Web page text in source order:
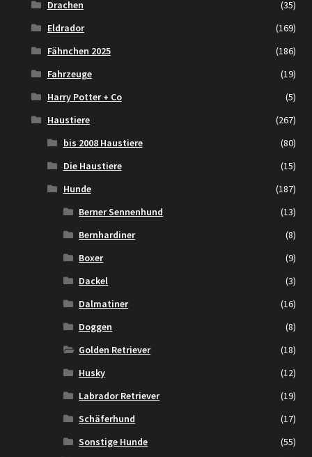
Drachen
(35)
Eldrador
(169)
Fähnchen 2025
(186)
Fahrzeuge
(19)
Harry Potter + Co
(5)
Haustiere
(267)
bis 2008 Haustiere
(80)
Die Haustiere
(15)
Hunde
(187)
Berner Sennenhund
(13)
Bernhardiner
(8)
Boxer
(9)
Dackel
(3)
Dalmatiner
(16)
Doggen
(8)
Golden Retriever
(18)
Husky
(12)
Labrador Retriever
(19)
Schäferhund
(17)
Sonstige Hunde
(55)